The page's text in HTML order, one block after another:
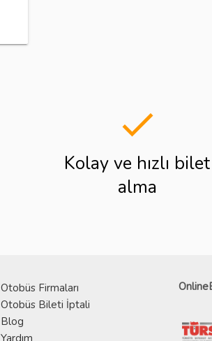
done
Kolay ve hızlı bilet
alma
Otobüs Firmaları
Otobüs Bileti İptali
Blog
Yardım